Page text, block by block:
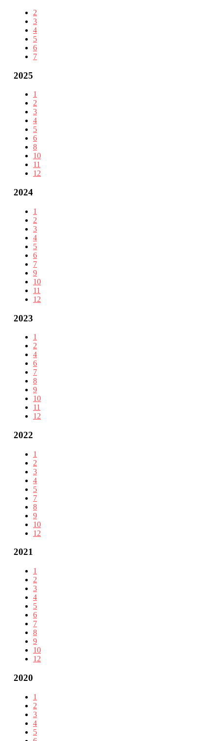
2
3
4
5
6
7
2025
1
2
3
4
5
6
8
10
11
12
2024
1
2
3
4
5
6
7
9
10
11
12
2023
1
2
4
6
7
8
9
10
11
12
2022
1
2
3
4
5
7
8
9
10
12
2021
1
2
3
4
5
6
7
8
9
10
12
2020
1
2
3
4
5